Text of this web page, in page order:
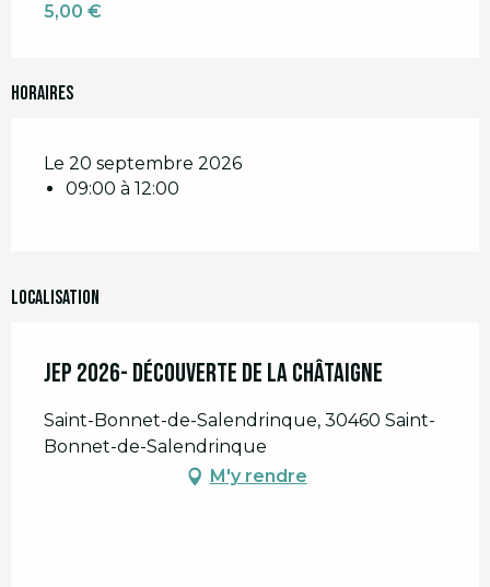
5,00 €
Horaires
Le 20 septembre 2026
09:00 à 12:00
Localisation
JEP 2026- Découverte de la Châtaigne
Saint-Bonnet-de-Salendrinque, 30460 Saint-
Bonnet-de-Salendrinque
M'y rendre